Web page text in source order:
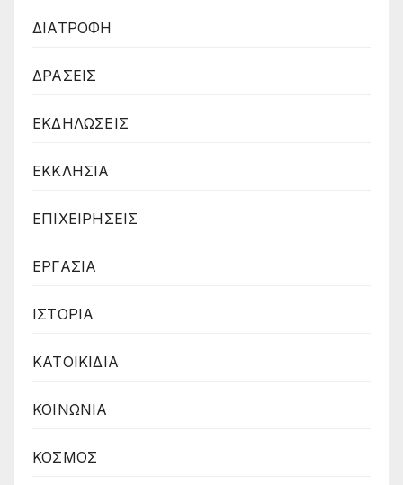
ΔΙΑΤΡΟΦΗ
ΔΡΑΣΕΙΣ
ΕΚΔΗΛΩΣΕΙΣ
ΕΚΚΛΗΣΙΑ
ΕΠΙΧΕΙΡΗΣΕΙΣ
ΕΡΓΑΣΙΑ
ΙΣΤΟΡΙΑ
ΚΑΤΟΙΚΙΔΙΑ
ΚΟΙΝΩΝΙΑ
ΚΟΣΜΟΣ